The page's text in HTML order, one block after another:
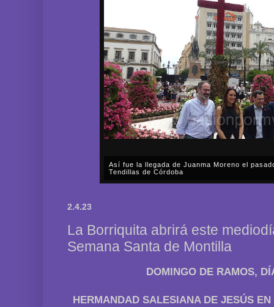
Así fue la llegada de Juanma Moreno el
Tendillas de Córdoba
2.4.23
La Borriquita abrirá este
Semana Santa de Montilla
DOMINGO DE RAMOS,
HERMANDAD SALESIANA DE JESÚS